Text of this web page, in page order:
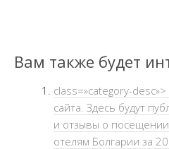
Вам также будет
class=»category-
сайта. Здесь будут
и отзывы о
отелям Болгарии за